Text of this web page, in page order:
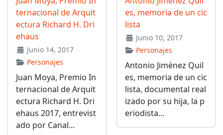
ternacional de Arquit
ectura Richard H. Dri
ehaus
Junio 14, 2017
Personajes
Juan Moya, Premio In
ternacional de Arquit
ectura Richard H. Dri
ehaus 2017, entrevist
ado por Canal...
es, memoria de un cic
lista
Junio 10, 2017
Personajes
Antonio Jiménez Quil
es, memoria de un cic
lista, documental real
izado por su hija, la p
eriodista...